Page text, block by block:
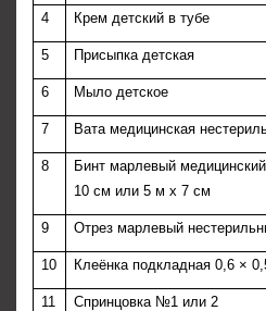
4 Крем детский в тубе
5 Присыпка детская
6 Мыло детское
7 Вата медицинская
8
Бинт марлевый
10 см или 5 м x 7 см
9 Отрез марлевый
10 Клеёнка подкладная 0,6 ×
11 Спринцовка №1 или 2